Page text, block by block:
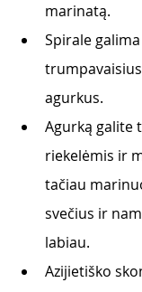
marinatą.
Spirale
agurkus.
Agurką galite
riekelėmis ir
tačiau
svečius ir
labiau.
Azijietiško